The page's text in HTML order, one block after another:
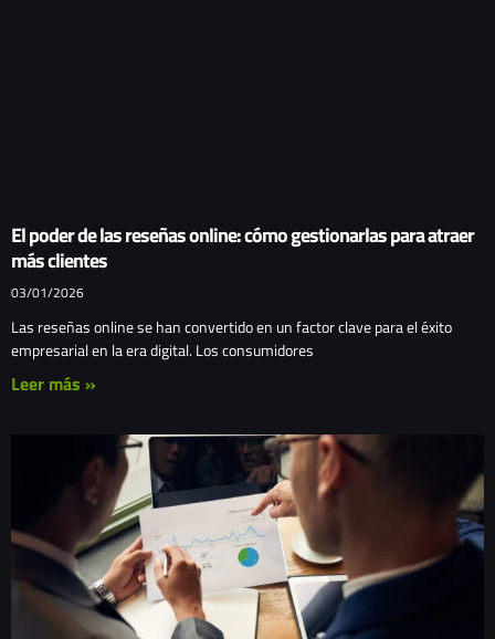
El poder de las reseñas online: cómo gestionarlas para atraer
más clientes
03/01/2026
Las reseñas online se han convertido en un factor clave para el éxito
empresarial en la era digital. Los consumidores
Leer más »